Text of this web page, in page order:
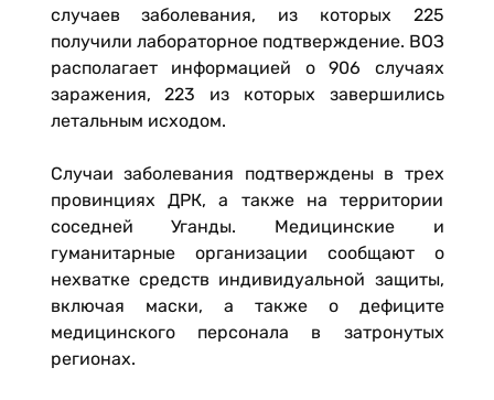
случаев заболевания, из которых 225
получили лабораторное подтверждение. ВОЗ
располагает информацией о 906 случаях
заражения, 223 из которых завершились
летальным исходом.
Случаи заболевания подтверждены в трех
провинциях ДРК, а также на территории
соседней Уганды. Медицинские и
гуманитарные организации сообщают о
нехватке средств индивидуальной защиты,
включая маски, а также о дефиците
медицинского персонала в затронутых
регионах.